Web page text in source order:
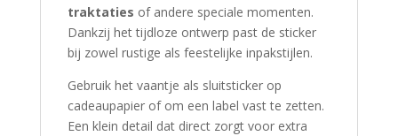
traktaties of andere speciale momenten.
Dankzij het tijdloze ontwerp past de sticker
bij zowel rustige als feestelijke inpakstijlen.
Gebruik het vaantje als sluitsticker op
cadeaupapier of om een label vast te zetten.
Een klein detail dat direct zorgt voor extra